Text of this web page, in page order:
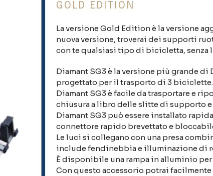
GOLD EDITION
La versione Gold Edition è la versione
nuova versione, troverai dei supporti
con te qualsiasi tipo di bicicletta, senza
Diamant SG3 è la versione più grande di
progettato per il trasporto di 3 biciclette.
Diamant SG3 è facile da trasportare e
chiusura a libro delle slitte di supporto
Diamant SG3 può essere installato
connettore rapido brevettato e
Le luci si collegano con una presa
include fendinebbia e illuminazione di
È disponibile una rampa in alluminio per
Con questo accessorio potrai